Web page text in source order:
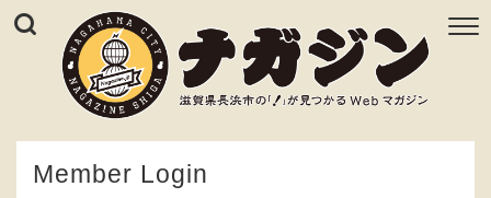
Member Login